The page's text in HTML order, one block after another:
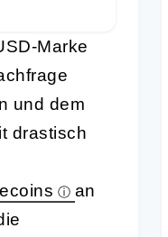
Marke
und dem
drastisch
an